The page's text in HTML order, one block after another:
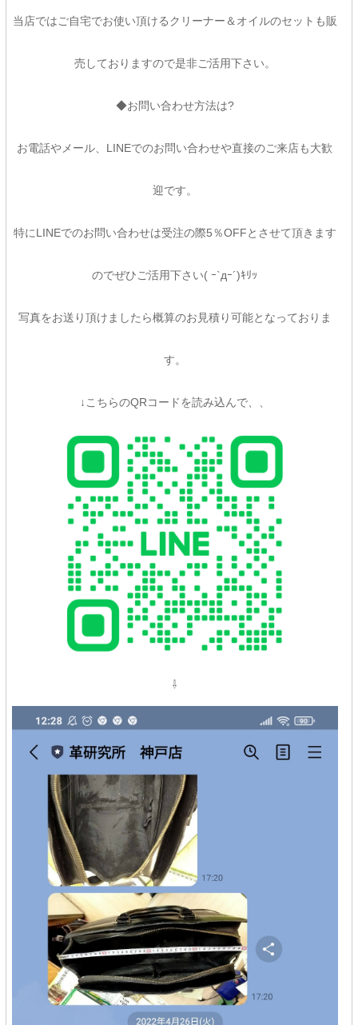
当店ではご自宅でお使い頂けるクリーナー＆オイルのセットも販
売しておりますので是非ご活用下さい。
◆お問い合わせ方法は?
お電話やメール、LINEでのお問い合わせや直接のご来店も大歓
迎です。
特にLINEでのお問い合わせは受注の際5％OFFとさせて頂きます
のでぜひご活用下さい( ｰ`дｰ´)ｷﾘｯ
写真をお送り頂けましたら概算のお見積り可能となっておりま
す。
↓こちらのQRコードを読み込んで、、
⇩